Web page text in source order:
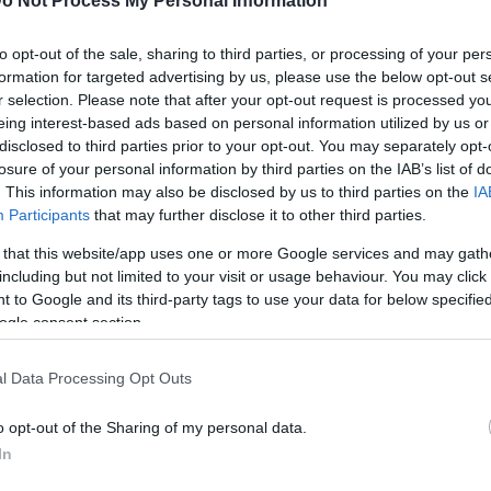
opt-out of the sale, sharing to third parties, or processing of your
for targeted advertising by us, please use the below opt-out
selection. Please note that after your opt-out request is processed
interest-based ads based on personal information utilized by us
to third parties prior to your opt-out. You may separately
of your personal information by third parties on the IAB’s list of
This information may also be disclosed by us to third parties on the
Participants that may further disclose it to other third parties.
that this website/app uses one or more Google services and may
but not limited to your visit or usage behaviour. You may
to Google and its third-party tags to use your data for below
consent section.
Data Processing Opt Outs
opt-out of the Sharing of my personal data.
pour le Trophée Andros, le petit monospace de
sous sa forme commerciale.
ont eu assez d’imagination pour en tirer une
avez sous les yeux.
au Salon de Genève en Mars prochain et fera
forts pour séduire les familles…Avec moins de
les breaks et monospaces du segment B : Opel
et Verso-S.
“placé”.
sous les 8000 euros, on peut attendre pour le